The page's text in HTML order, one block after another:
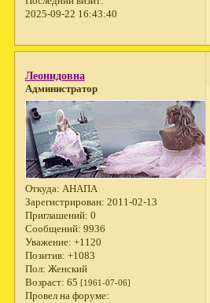
2025-09-22 16:43:40
Леонидовна
Администратор
Откуда: АНАПА
Зарегистрирован: 2011-02-13
Приглашений: 0
Сообщений: 9936
Уважение: +1120
Позитив: +1083
Пол: Женский
Возраст: 65 [1961-07-06]
Провел на форуме: